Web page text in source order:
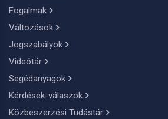
Fogalmak
Változások
Jogszabályok
Videótár
Segédanyagok
Kérdések-válaszok
Közbeszerzési Tudástár